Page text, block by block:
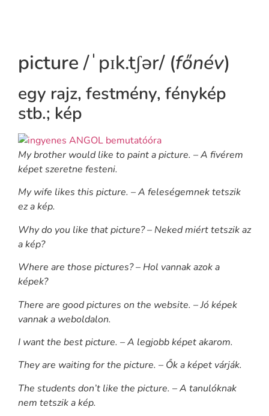
picture/ˈpɪk.tʃər/ (főnév)
egy rajz, festmény, fénykép
stb.; kép
My brother would like to paint a picture. – A fivérem
képet szeretne festeni.
My wife likes this picture. – A feleségemnek tetszik
ez a kép.
Why do you like that picture? – Neked miért tetszik az
a kép?
Where are those pictures? – Hol vannak azok a
képek?
There are good pictures on the website. – Jó képek
vannak a weboldalon.
I want the best picture. – A legjobb képet akarom.
They are waiting for the picture. – Ők a képet várják.
The students don’t like the picture. – A tanulóknak
nem tetszik a kép.